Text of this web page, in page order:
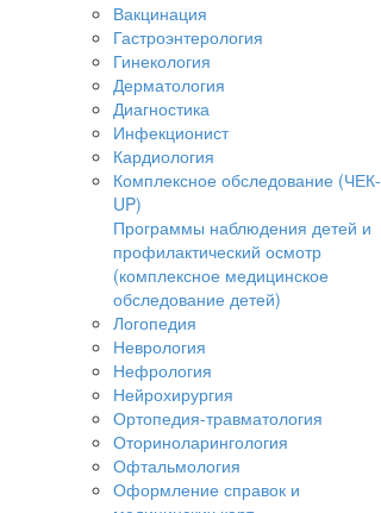
Вакцинация
Гастроэнтерология
Гинекология
Дерматология
Диагностика
Инфекционист
Кардиология
Комплексное обследование (ЧЕК-
UP)
Программы наблюдения детей и
профилактический осмотр
(комплексное медицинское
обследование детей)
Логопедия
Неврология
Нефрология
Нейрохирургия
Ортопедия-травматология
Оториноларингология
Офтальмология
Оформление справок и